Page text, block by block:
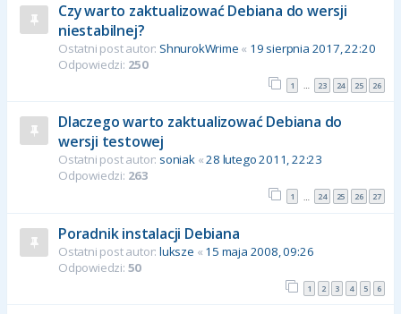
Czy warto zaktualizować Debiana do wersji
niestabilnej?
Ostatni post autor: ShnurokWrime « 19 sierpnia 2017, 22:20
Odpowiedzi: 250
1 … 23 24 25 26
Dlaczego warto zaktualizować Debiana do
wersji testowej
Ostatni post autor: soniak«28 lutego 2011, 22:23
Odpowiedzi: 263
1 … 24 25 26 27
Poradnik instalacji Debiana
Ostatni post autor: luksze « 15 maja 2008, 09:26
Odpowiedzi: 50
1 2 3 4 5 6